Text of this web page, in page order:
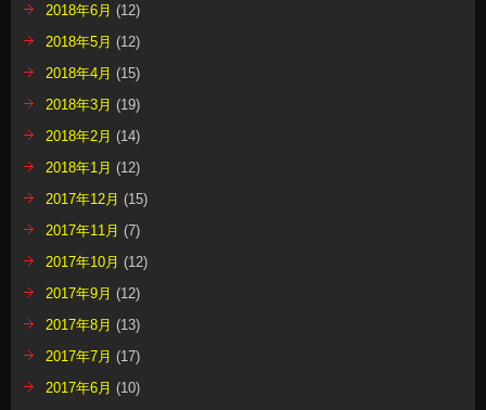
2018年6月 (12)
2018年5月 (12)
2018年4月 (15)
2018年3月 (19)
2018年2月 (14)
2018年1月 (12)
2017年12月 (15)
2017年11月 (7)
2017年10月 (12)
2017年9月 (12)
2017年8月 (13)
2017年7月 (17)
2017年6月 (10)